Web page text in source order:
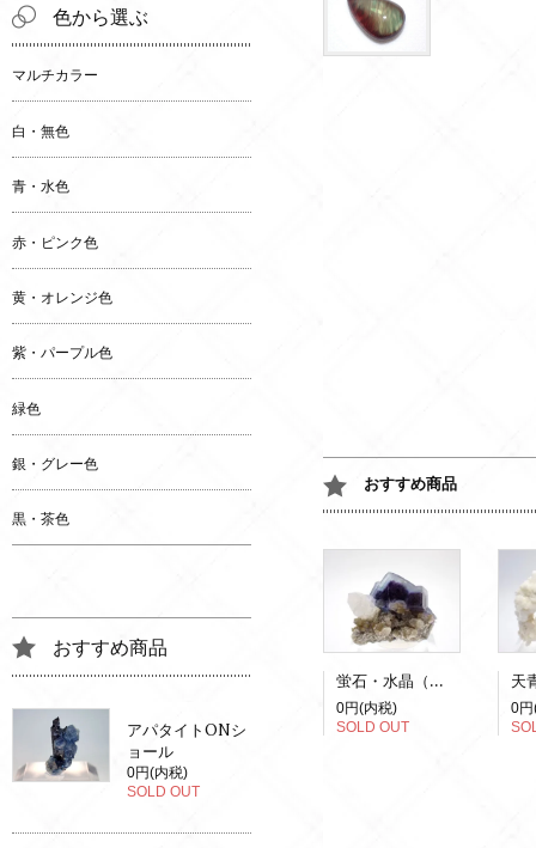
おすすめ商品
蛍石・水晶（蛍光）
0円(内税)
SOLD OUT
0
色から選ぶ
マルチカラー
白・無色
青・水色
赤・ピンク色
黄・オレンジ色
紫・パープル色
緑色
銀・グレー色
黒・茶色
おすすめ商品
アパタイトONシ
ョール
0円(内税)
SOLD OUT